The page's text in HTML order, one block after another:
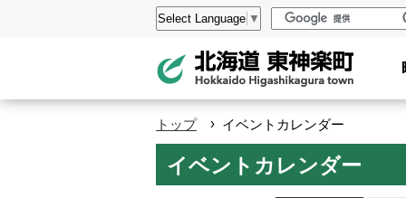
設
Select Language ▼
トップ › イベントカレンダー
イベントカレンダー
ペ
ー